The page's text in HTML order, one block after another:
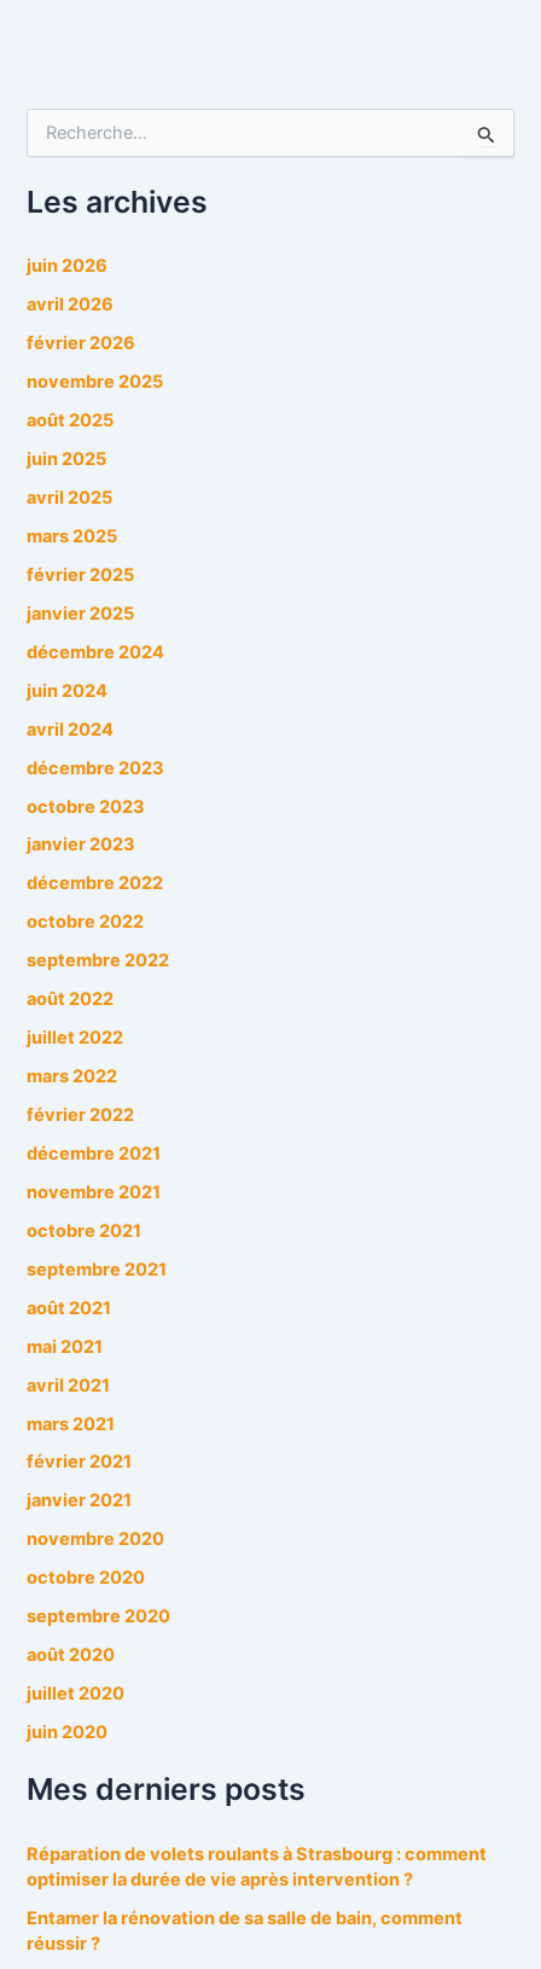
h
e
c
e
r
:
Les archives
juin 2026
avril 2026
février 2026
novembre 2025
août 2025
juin 2025
avril 2025
mars 2025
février 2025
janvier 2025
décembre 2024
juin 2024
avril 2024
décembre 2023
octobre 2023
janvier 2023
décembre 2022
octobre 2022
septembre 2022
août 2022
juillet 2022
mars 2022
février 2022
décembre 2021
novembre 2021
octobre 2021
septembre 2021
août 2021
mai 2021
avril 2021
mars 2021
février 2021
janvier 2021
novembre 2020
octobre 2020
septembre 2020
août 2020
juillet 2020
juin 2020
Mes derniers posts
Réparation de volets roulants à Strasbourg : comment
optimiser la durée de vie après intervention ?
Entamer la rénovation de sa salle de bain, comment
réussir ?